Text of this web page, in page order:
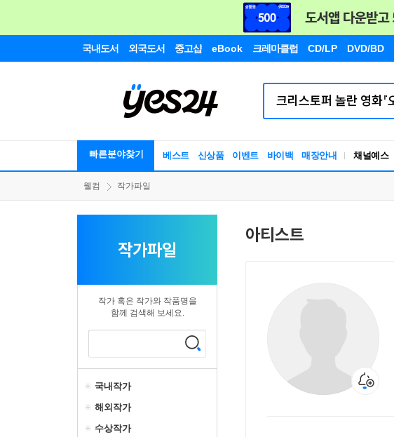
국내도서 외국도서 중고샵 eBook 크레마클럽 CD/LP DVD/BD
빠른분야찾기 베스트 신상품 이벤트 바이백 매장안내 채널예스
웰컴 작가파일
작가파일
작가 혹은 작가와 작품명을
함께 검색해 보세요.
국내작가
해외작가
수상작가
아티스트